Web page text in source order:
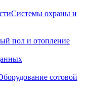
Системы охраны и
пол и отопление
сотовой